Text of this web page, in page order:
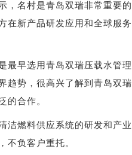
，名村是青岛双瑞非常重要的
在新产品研发应用和全球服务
最早选用青岛双瑞压载水管理
趋势，很高兴了解到青岛双瑞
的合作。
洁燃料供应系统的研发和产业
不负客户重托。